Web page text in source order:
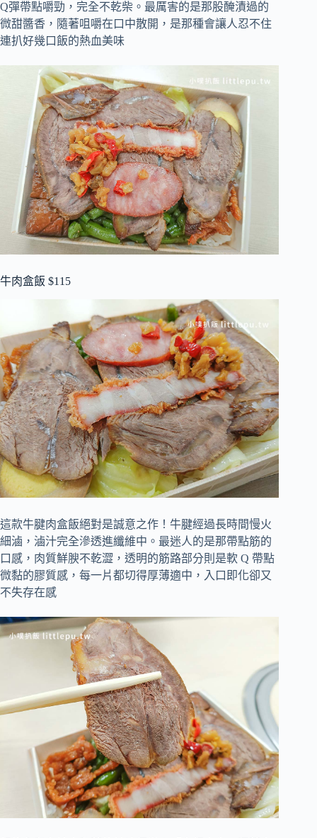
Q彈帶點嚼勁，完全不乾柴。最厲害的是那股醃漬過的
微甜醬香，隨著咀嚼在口中散開，是那種會讓人忍不住
連扒好幾口飯的熱血美味
牛肉盒飯 $115
這款牛腱肉盒飯絕對是誠意之作！牛腱經過長時間慢火
細滷，滷汁完全滲透進纖維中。最迷人的是那帶點筋的
口感，肉質鮮腴不乾澀，透明的筋路部分則是軟 Q 帶點
微黏的膠質感，每一片都切得厚薄適中，入口即化卻又
不失存在感